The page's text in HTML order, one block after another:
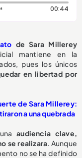
00:44
de Sara Millerey
mantiene en la
pues los únicos
en libertad por
de Sara Millerey:
a una quebrada
audiencia clave,
se realizara. Aunque
no se ha definido